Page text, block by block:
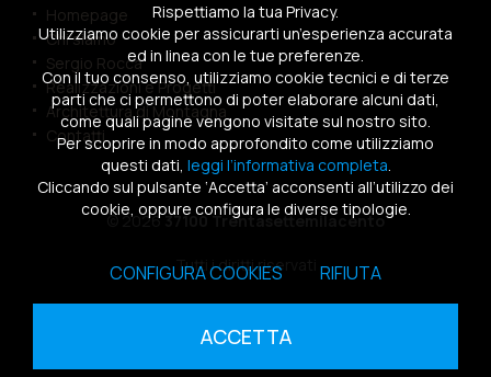
Homepage
Chi siamo
Sergio Rocca
Realizzazioni e Progetti
Architettura di Montagna
Contatti
© 202637100 Trentasettemilacento
Tutti i diritti riservati
Sitemap|Privacy Policy|Cookies Policy
Rispettiamo la tua Privacy.
Utilizziamo cookie per assicurarti un’esperienza accurata
ed in linea con le tue preferenze.
Con il tuo consenso, utilizziamo cookie tecnici e di terze
parti che ci permettono di poter elaborare alcuni dati,
come quali pagine vengono visitate sul nostro sito.
Per scoprire in modo approfondito come utilizziamo
questi dati, leggi l’informativa completa.
Cliccando sul pulsante ‘Accetta’ acconsenti all’utilizzo dei
cookie, oppure configura le diverse tipologie.
CONFIGURA COOKIES RIFIUTA
ACCETTA